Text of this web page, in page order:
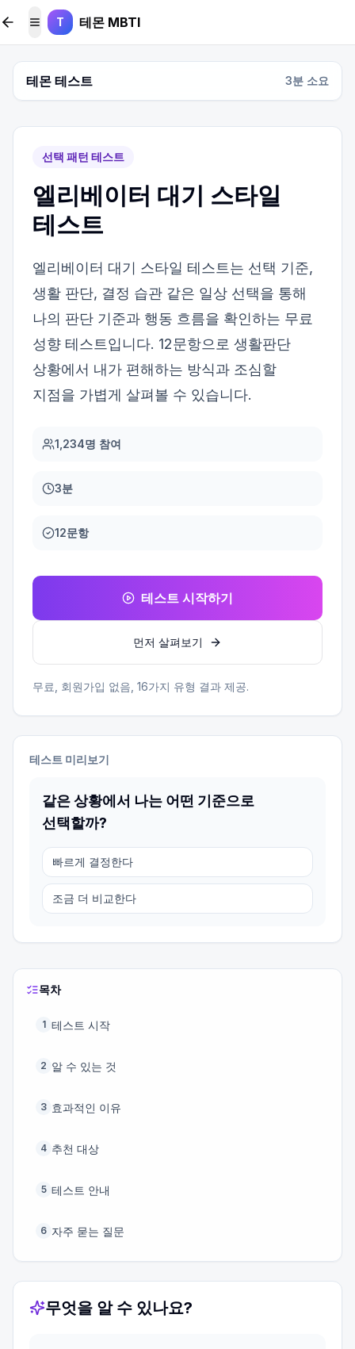
본문 바로가기
메뉴 토글
T 테몬 MBTI
테몬 테스트 3분 소요
선택 패턴 테스트
엘리베이터 대기 스타일
테스트
엘리베이터 대기 스타일 테스트는 선택 기준,
생활 판단, 결정 습관 같은 일상 선택을 통해
나의 판단 기준과 행동 흐름을 확인하는 무료
성향 테스트입니다. 12문항으로 생활판단
상황에서 내가 편해하는 방식과 조심할
지점을 가볍게 살펴볼 수 있습니다.
1,234명 참여
3분
12문항
테스트 시작하기
먼저 살펴보기
무료, 회원가입 없음, 16가지 유형 결과 제공.
테스트 미리보기
같은 상황에서 나는 어떤 기준으로
선택할까?
빠르게 결정한다
조금 더 비교한다
목차
1 테스트 시작
2 알 수 있는 것
3 효과적인 이유
4 추천 대상
5 테스트 안내
6 자주 묻는 질문
무엇을 알 수 있나요?